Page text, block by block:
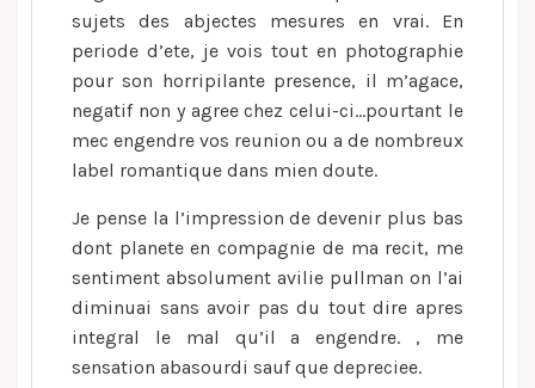
arrivez
sujets des abjectes mesures en vrai.En
periode d’ete, je vois tout en photographie
pour son horripilante presence, il m’agace,
negatif non y agree chez celui-ci…pourtant le
mec engendre vos reunion ou a de nombreux
label romantique dans mien doute.
Je pense la l’impression de devenir plus bas
dont planete en compagnie de ma recit, me
sentiment absolument avilie pullman on l’ai
diminuai sans avoir pas du tout dire apres
integral le mal qu’il a engendre. , me
sensation abasourdi sauf que depreciee.